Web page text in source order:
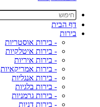
דף הבית
בירות
- בירות אוסטריות
- בירות איטלקיות
- בירות איריות
- בירות אמריקאיות
- בירות אנגליות
- בירות בלגיות
- בירות גרמניות
- בירות דניות